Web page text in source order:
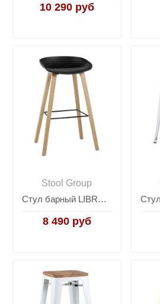
10 290 руб
Stool Group
Стул барный LIBRA ЧЕРНЫЙ
8 490 руб